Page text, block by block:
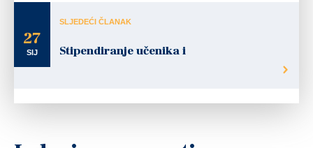
27
SIJ
SLJEDEĆI ČLANAK
Stipendiranje učenika i